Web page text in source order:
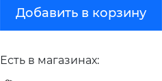
Добавить в корзину
Есть в магазинах: